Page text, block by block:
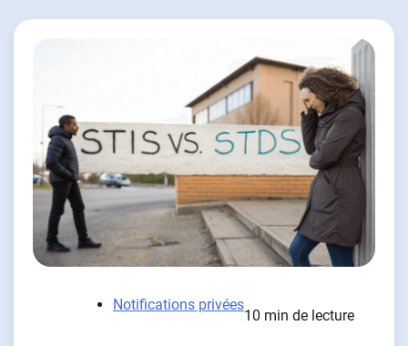
Notifications privées
10 min de lecture